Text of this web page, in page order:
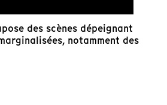
des scènes dépeignant
notamment des